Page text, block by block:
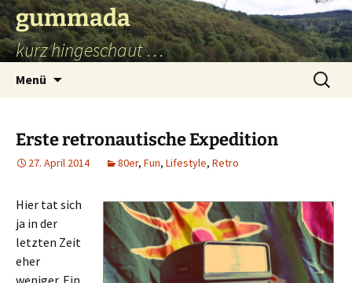
Zum
Inhalt
springen
gummada
kurz hingeschaut …
Menü
Suchen
nach:
Erste retronautische Expedition
27. April 2014 80er, Fun, Lifestyle, Retro
Hier tat sich
ja in der
letzten Zeit
eher
weniger. Ein